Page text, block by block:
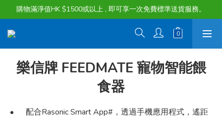
購物滿淨值HK $1500或以上 , 即可享一次免費標準送貨服務。
購物滿淨值HK $1500或以上 , 即可享一次免費標準送貨服務。
貨品最長可享 60 天免費暫存服務
購物滿淨值HK $1500或以上 , 即可享一次免費標準送貨服務。
樂信牌 FEEDMATE 寵物智能餵
食器
•	配合Rasonic Smart App#，透過手機應用程式，遙距